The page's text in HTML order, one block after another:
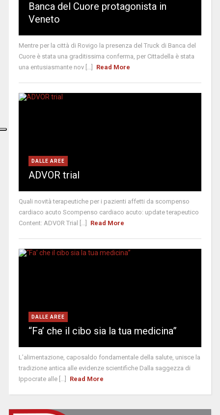
Banca del Cuore protagonista in
Veneto
Mentre per la città di Rovigo la presenza del Truck di Banca del
Cuore è stata una graditissima conferma, per Cittadella è stata
una entusiasmante nov [...]
Read More
DALLE AREE
ADVOR trial
Quali novità terapeutiche per i pazienti affetti da scompenso
cardiaco acuto Scompenso cardiaco acuto: update terapeutico
Content: ADVOR Trial [...]
Read More
DALLE AREE
“Fa’ che il cibo sia la tua medicina”
L’alimentazione, caposaldo fondamentale della salute, unisce la
tradizione antica alle evidenze scientifiche Dalla saggezza di
Ippocrate alle [...]
Read More